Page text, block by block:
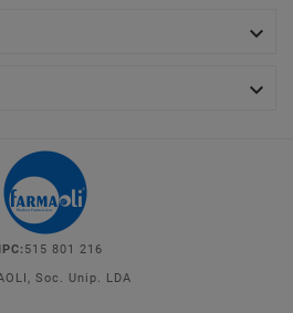


515 801 216
Soc. Unip. LDA